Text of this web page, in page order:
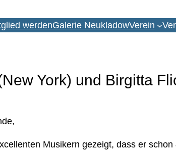
werdenGalerie NeukladowVerein
York) und Birgitta
Musikern gezeigt, dass er